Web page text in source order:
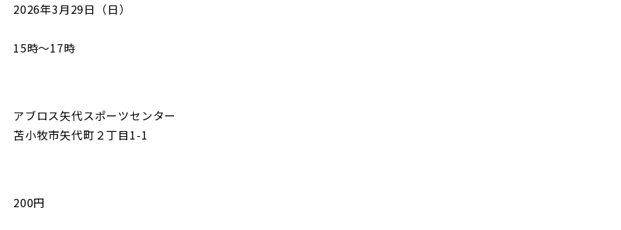
2026年3月29日（日）
15時〜17時
アブロス矢代スポーツセンター
苫小牧市矢代町２丁目1-1
200円